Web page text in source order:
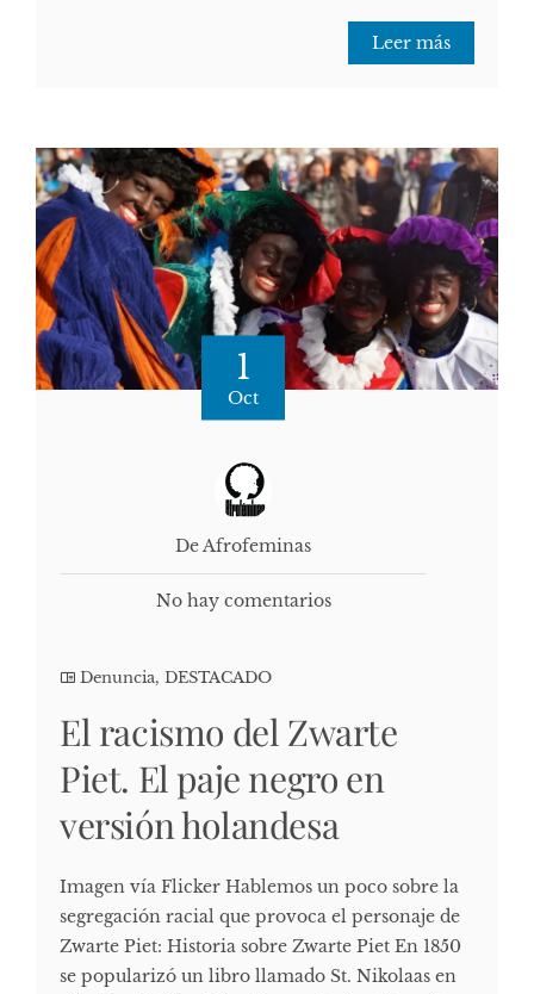
Leer más
1
Oct
De Afrofeminas
No hay comentarios
Denuncia, DESTACADO
El racismo del Zwarte
Piet. El paje negro en
versión holandesa
Imagen vía Flicker Hablemos un poco sobre la
segregación racial que provoca el personaje de
Zwarte Piet: Historia sobre Zwarte Piet En 1850
se popularizó un libro llamado St. Nikolaas en